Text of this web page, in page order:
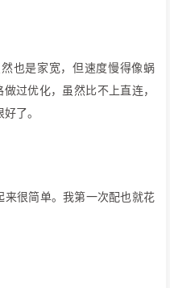
也是家宽，但速度慢得像蜗
过优化，虽然比不上直连，
了。
来很简单。我第一次配也就花